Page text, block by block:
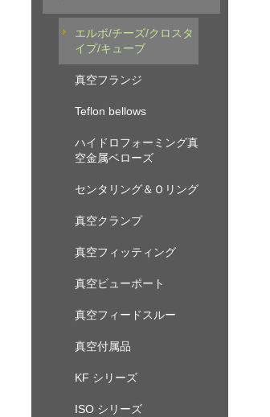
エルボ/チーズ/クロスタ
イプ/キューブ
真空フランジ
Teflon bellows
ハイドロフォーミング真
空金属ベローズ
センタリング＆Ｏリング
真空クランプ
真空フィッティング
真空ビューポート
真空フィードスルー
真空付属品
KF シリーズ
ISO シリーズ